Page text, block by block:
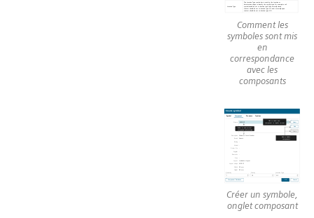
Comment les
symboles sont mis
en
correspondance
avec les
composants
Créer un symbole,
onglet composant